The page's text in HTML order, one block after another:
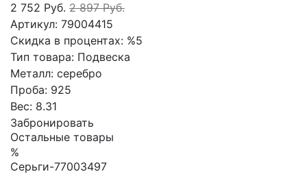
2 752 Руб. 2 897 Руб.
Артикул: 79004415
Скидка в процентах: %5
Тип товара: Подвеска
Металл: серебро
Проба: 925
Вес: 8.31
Забронировать
Остальные товары
%
Сеpьги-77003497